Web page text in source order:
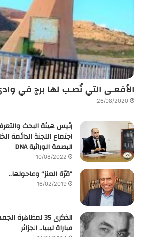
الأفعـى التي نُصـب لها برج في
26/08/2020
رئيس هيئة البحث
اجتماع اللجنة الدائمة
البصمة الوراثية DNA
10/08/2022
“قرّة العنز” وماحولها..
16/02/2019
الذكرى 35
مباراة ليبيا.. الجزائر